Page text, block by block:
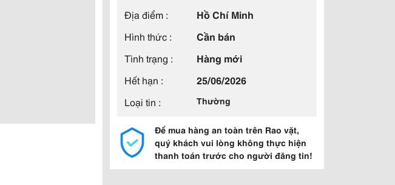
Địa điểm :
Hồ Chí Minh
Hình thức :
Cần bán
Tình trạng :
Hàng mới
Hết hạn :
25/06/2026
Loại tin :
Thường
Để mua hàng an toàn trên Rao vặt,
quý khách vui lòng không thực hiện
thanh toán trước cho người đăng tin!